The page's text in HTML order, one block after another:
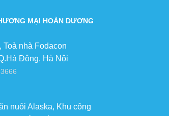
MẠI HOÀN DƯƠNG
nhà Fodacon
Đông, Hà Nội
nuôi Alaska, Khu công